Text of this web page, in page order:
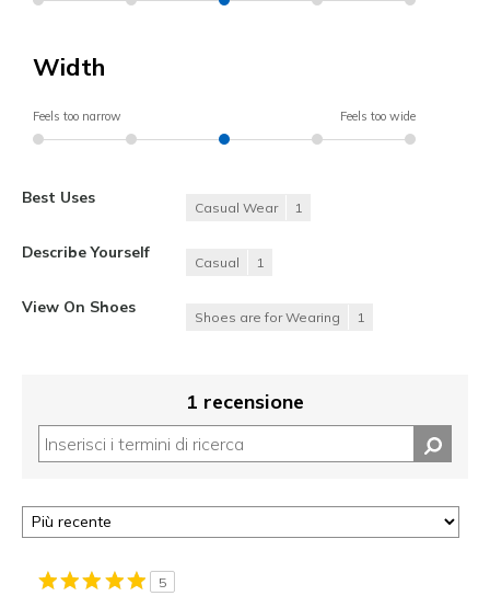
Width
Feels too narrow Feels too wide
Best Uses
Casual Wear 1
Describe Yourself
Casual 1
View On Shoes
Shoes are for Wearing 1
1 recensione
5